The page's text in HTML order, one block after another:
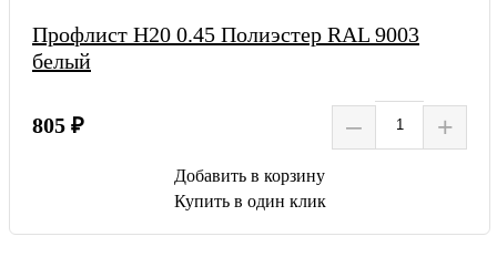
Профлист Н20 0.45 Полиэстер RAL 9003
белый
805 ₽ – +
Добавить в корзину
Купить в один клик